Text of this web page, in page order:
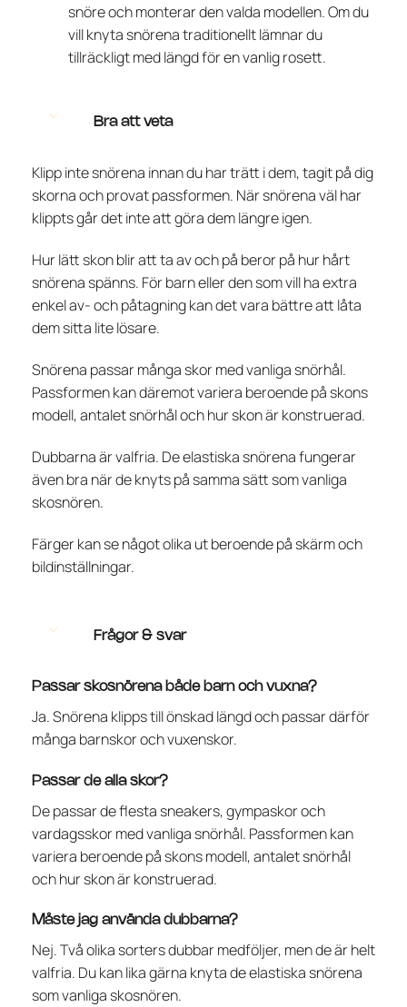
snöre och monterar den valda modellen. Om du
vill knyta snörena traditionellt lämnar du
tillräckligt med längd för en vanlig rosett.
Bra att veta
Klipp inte snörena innan du har trätt i dem, tagit på dig
skorna och provat passformen. När snörena väl har
klippts går det inte att göra dem längre igen.
Hur lätt skon blir att ta av och på beror på hur hårt
snörena spänns. För barn eller den som vill ha extra
enkel av- och påtagning kan det vara bättre att låta
dem sitta lite lösare.
Snörena passar många skor med vanliga snörhål.
Passformen kan däremot variera beroende på skons
modell, antalet snörhål och hur skon är konstruerad.
Dubbarna är valfria. De elastiska snörena fungerar
även bra när de knyts på samma sätt som vanliga
skosnören.
Färger kan se något olika ut beroende på skärm och
bildinställningar.
Frågor & svar
Passar skosnörena både barn och vuxna?
Ja. Snörena klipps till önskad längd och passar därför
många barnskor och vuxenskor.
Passar de alla skor?
De passar de flesta sneakers, gympaskor och
vardagsskor med vanliga snörhål. Passformen kan
variera beroende på skons modell, antalet snörhål
och hur skon är konstruerad.
Måste jag använda dubbarna?
Nej. Två olika sorters dubbar medföljer, men de är helt
valfria. Du kan lika gärna knyta de elastiska snörena
som vanliga skosnören.